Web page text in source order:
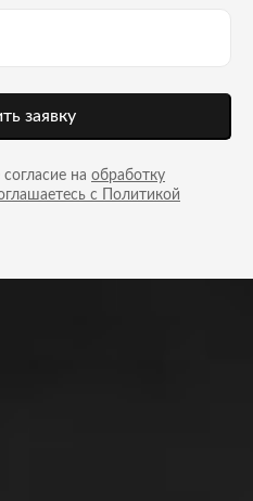
заявку
на обработку
с Политикой